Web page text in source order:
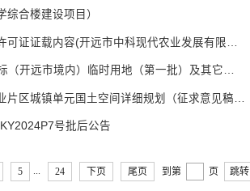
合楼建设项目）
（新建弥勒至蒙自铁路建设项目中铁三局MMZQ-4标（开远市境内）临时用地（第一批）及其它批次 ...
号批后公告
5 24 下页 尾页 到第 页 跳转